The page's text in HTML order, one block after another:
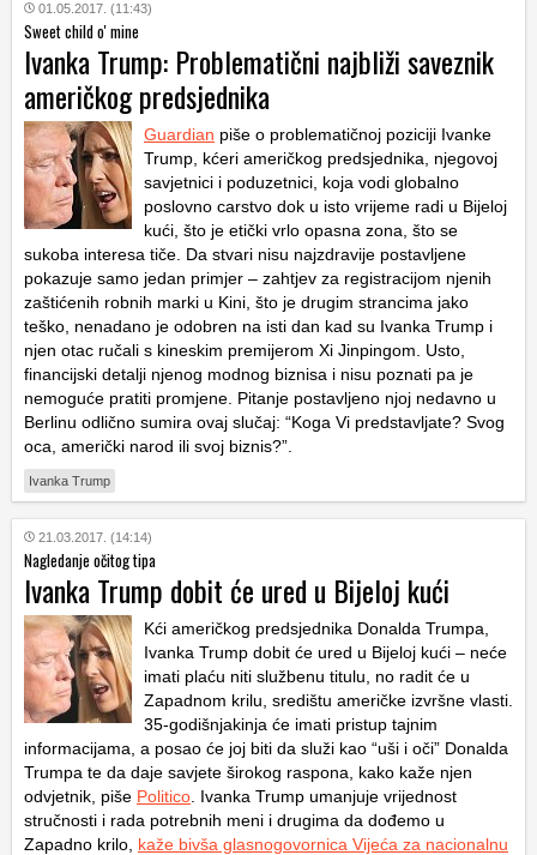
01.05.2017. (11:43)
Sweet child o' mine
Ivanka Trump: Problematični najbliži saveznik
američkog predsjednika
Guardian piše o problematičnoj poziciji Ivanke
Trump, kćeri američkog predsjednika, njegovoj
savjetnici i poduzetnici, koja vodi globalno
poslovno carstvo dok u isto vrijeme radi u Bijeloj
kući, što je etički vrlo opasna zona, što se
sukoba interesa tiče. Da stvari nisu najzdravije postavljene
pokazuje samo jedan primjer – zahtjev za registracijom njenih
zaštićenih robnih marki u Kini, što je drugim strancima jako
teško, nenadano je odobren na isti dan kad su Ivanka Trump i
njen otac ručali s kineskim premijerom Xi Jinpingom. Usto,
financijski detalji njenog modnog biznisa i nisu poznati pa je
nemoguće pratiti promjene. Pitanje postavljeno njoj nedavno u
Berlinu odlično sumira ovaj slučaj: “Koga Vi predstavljate? Svog
oca, američki narod ili svoj biznis?”.
Ivanka Trump
21.03.2017. (14:14)
Nagledanje očitog tipa
Ivanka Trump dobit će ured u Bijeloj kući
Kći američkog predsjednika Donalda Trumpa,
Ivanka Trump dobit će ured u Bijeloj kući – neće
imati plaću niti službenu titulu, no radit će u
Zapadnom krilu, središtu američke izvršne vlasti.
35-godišnjakinja će imati pristup tajnim
informacijama, a posao će joj biti da služi kao “uši i oči” Donalda
Trumpa te da daje savjete širokog raspona, kako kaže njen
odvjetnik, piše Politico . Ivanka Trump umanjuje vrijednost
stručnosti i rada potrebnih meni i drugima da dođemo u
Zapadno krilo, kaže bivša glasnogovornica Vijeća za nacionalnu